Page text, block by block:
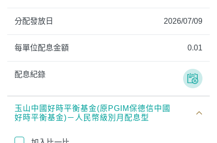
分配發放日 2026/07/09
每單位配息金額 0.01
配息紀錄
玉山中國好時平衡基金(原PGIM保德信中國
好時平衡基金)－人民幣級別月配息型